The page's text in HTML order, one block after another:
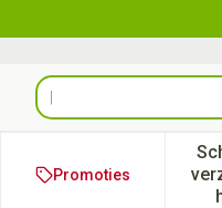
Product, merk,
Promoties